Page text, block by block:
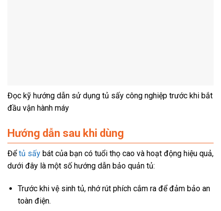
Đọc kỹ hướng dẫn sử dụng tủ sấy công nghiệp trước khi bắt
đầu vận hành máy
Hướng dẫn sau khi dùng
Đểtủ sấy bát của bạn có tuổi thọ cao và hoạt động hiệu quả,
dưới đây là một số hướng dẫn bảo quản tủ:
Trước khi vệ sinh tủ, nhớ rút phích cắm ra để đảm bảo an
toàn điện.